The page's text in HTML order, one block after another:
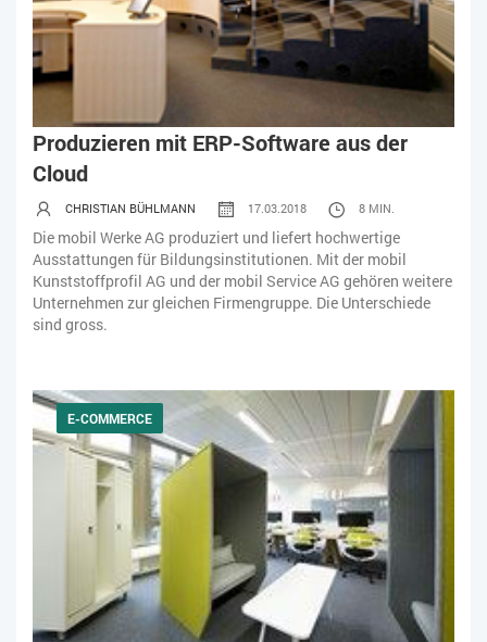
Produzieren mit ERP-Software aus der
Cloud
CHRISTIAN BÜHLMANN 17.03.2018 8 MIN.
Die mobil Werke AG produziert und liefert hochwertige
Ausstattungen für Bildungsinstitutionen. Mit der mobil
Kunststoffprofil AG und der mobil Service AG gehören weitere
Unternehmen zur gleichen Firmengruppe. Die Unterschiede
sind gross.
E-COMMERCE